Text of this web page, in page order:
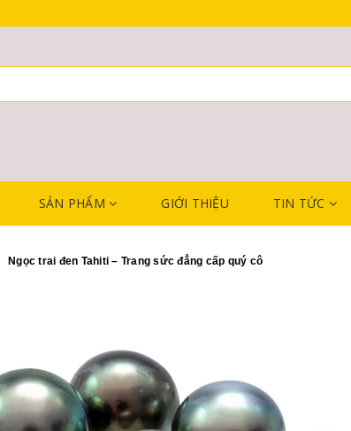
SẢN PHẨM GIỚI THIỆU TIN TỨC
Ngọc trai đen Tahiti – Trang sức đẳng cấp quý cô